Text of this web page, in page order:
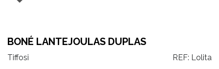
BONÉ LANTEJOULAS DUPLAS
Tiffosi REF: Lolita